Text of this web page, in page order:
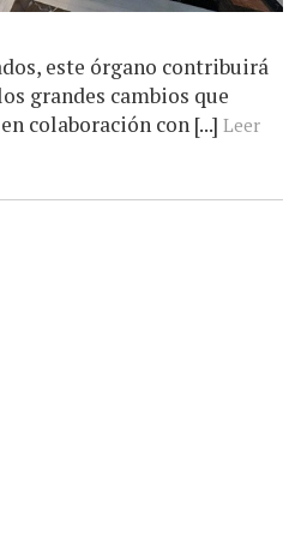
este órgano contribuirá
grandes cambios que
colaboración con [...] Leer